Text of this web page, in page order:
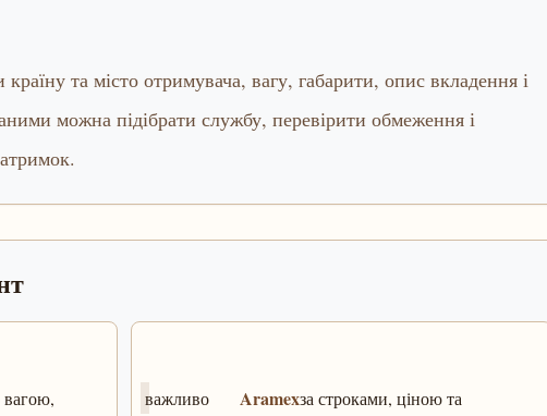
та місто отримувача, вагу, габарити, опис вкладення і
можна підібрати службу, перевірити обмеження і
вагою,
важливо
Aramexза строками, ціною та